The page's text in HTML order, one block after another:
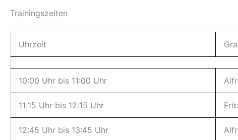
Trainingszeiten
Uhrzeit
10:00 Uhr bis 11:00 Uhr
11:15 Uhr bis 12:15 Uhr
12:45 Uhr bis 13:45 Uhr